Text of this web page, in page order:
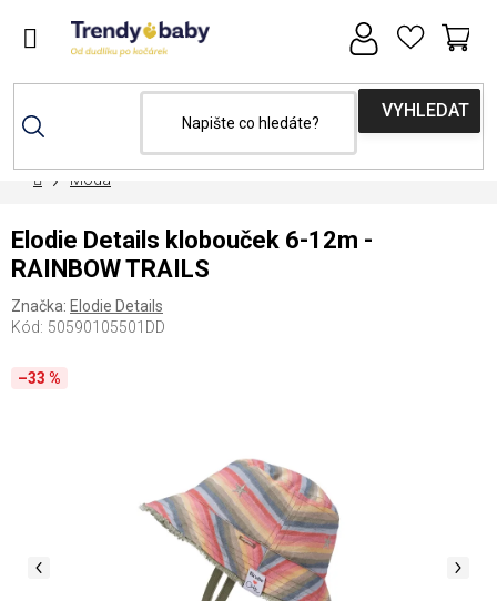
DomůMóda
Elodie Details klobouček 6-12m -
RAINBOW TRAILS
Značka: Elodie Details
Kód: 50590105501DD
–33 %